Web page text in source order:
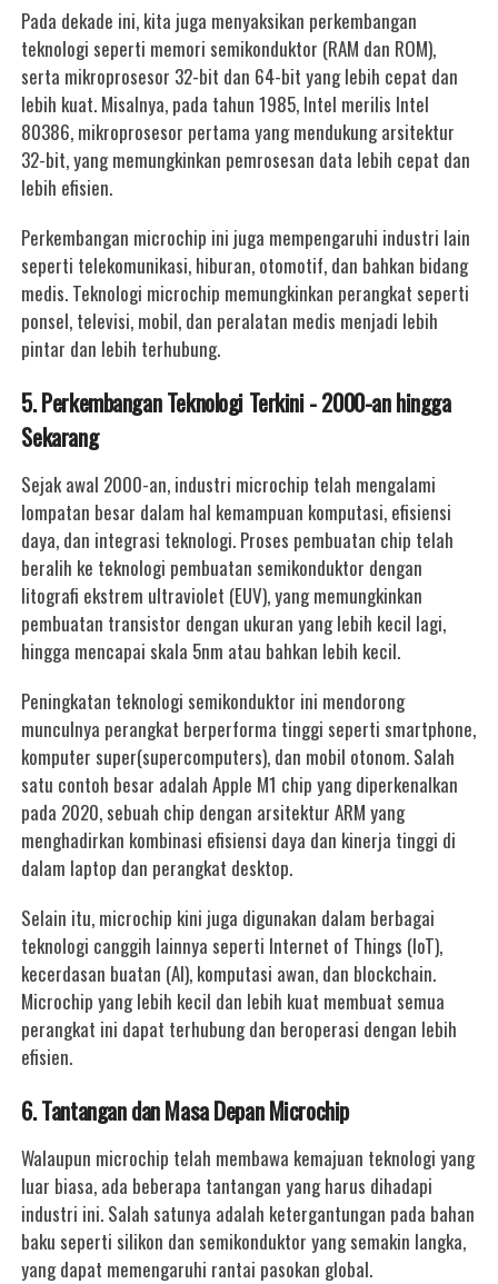
Pada dekade ini, kita juga menyaksikan perkembangan
teknologi seperti memori semikonduktor (RAM dan ROM),
serta mikroprosesor 32-bit dan 64-bit yang lebih cepat dan
lebih kuat. Misalnya, pada tahun 1985, Intel merilis Intel
80386, mikroprosesor pertama yang mendukung arsitektur
32-bit, yang memungkinkan pemrosesan data lebih cepat dan
lebih efisien.
Perkembangan microchip ini juga mempengaruhi industri lain
seperti telekomunikasi, hiburan, otomotif, dan bahkan bidang
medis. Teknologi microchip memungkinkan perangkat seperti
ponsel, televisi, mobil, dan peralatan medis menjadi lebih
pintar dan lebih terhubung.
5. Perkembangan Teknologi Terkini - 2000-an hingga
Sekarang
Sejak awal 2000-an, industri microchip telah mengalami
lompatan besar dalam hal kemampuan komputasi, efisiensi
daya, dan integrasi teknologi. Proses pembuatan chip telah
beralih ke teknologi pembuatan semikonduktor dengan
litografi ekstrem ultraviolet (EUV), yang memungkinkan
pembuatan transistor dengan ukuran yang lebih kecil lagi,
hingga mencapai skala 5nm atau bahkan lebih kecil.
Peningkatan teknologi semikonduktor ini mendorong
munculnya perangkat berperforma tinggi seperti smartphone,
komputer super(supercomputers), dan mobil otonom. Salah
satu contoh besar adalah Apple M1 chip yang diperkenalkan
pada 2020, sebuah chip dengan arsitektur ARM yang
menghadirkan kombinasi efisiensi daya dan kinerja tinggi di
dalam laptop dan perangkat desktop.
Selain itu, microchip kini juga digunakan dalam berbagai
teknologi canggih lainnya seperti Internet of Things (IoT),
kecerdasan buatan (AI), komputasi awan, dan blockchain.
Microchip yang lebih kecil dan lebih kuat membuat semua
perangkat ini dapat terhubung dan beroperasi dengan lebih
efisien.
6. Tantangan dan Masa Depan Microchip
Walaupun microchip telah membawa kemajuan teknologi yang
luar biasa, ada beberapa tantangan yang harus dihadapi
industri ini. Salah satunya adalah ketergantungan pada bahan
baku seperti silikon dan semikonduktor yang semakin langka,
yang dapat memengaruhi rantai pasokan global.